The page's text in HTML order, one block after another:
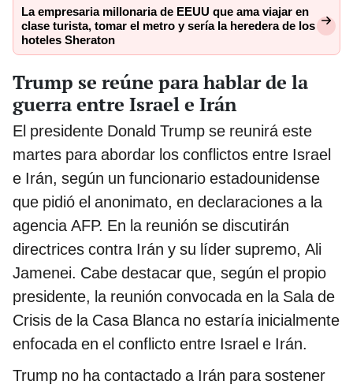
La empresaria millonaria de EEUU que ama viajar en
clase turista, tomar el metro y sería la heredera de los
hoteles Sheraton
Trump se reúne para hablar de la
guerra entre Israel e Irán
El presidente Donald Trump se reunirá este
martes para abordar los conflictos entre Israel
e Irán, según un funcionario estadounidense
que pidió el anonimato, en declaraciones a la
agencia AFP. En la reunión se discutirán
directrices contra Irán y su líder supremo, Ali
Jamenei. Cabe destacar que, según el propio
presidente, la reunión convocada en la Sala de
Crisis de la Casa Blanca no estaría inicialmente
enfocada en el conflicto entre Israel e Irán.
Trump no ha contactado a Irán para sostener